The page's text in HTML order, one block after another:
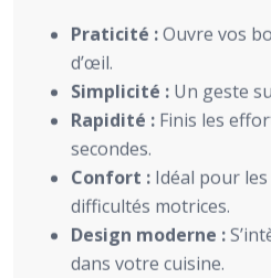
Praticité :Ouvre vos
d’œil.
Simplicité : Un geste
Rapidité : Finis les
secondes.
Confort : Idéal pour
difficultés motrices.
Design moderne :
dans votre cuisine.